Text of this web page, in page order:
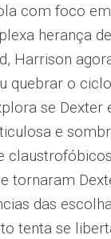
com foco
herança
Harrison
quebrar o
se
e
tornaram
das
tenta se